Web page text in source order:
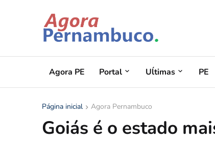
Agora PE Portal Uĺtimas PE
Página inicial Agora Pernambuco
Goiás é o estado